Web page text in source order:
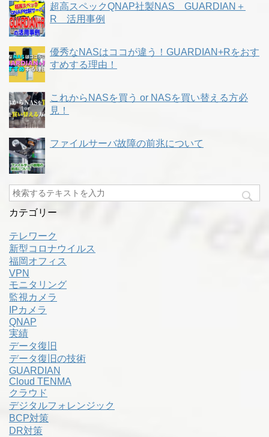
超高スペックQNAP社製NAS GUARDIAN＋
R 活用事例
優秀なNASはココが違う！GUARDIAN+Rをおす
すめする理由！
これからNASを買う or NASを買い替える方必
見！
ファイルサーバ故障の前兆について
カテゴリー
テレワーク
新型コロナウイルス
福岡オフィス
VPN
モニタリング
監視カメラ
IPカメラ
QNAP
実績
データ復旧
データ復旧の技術
GUARDIAN
Cloud TENMA
クラウド
デジタルフォレンジック
BCP対策
DR対策